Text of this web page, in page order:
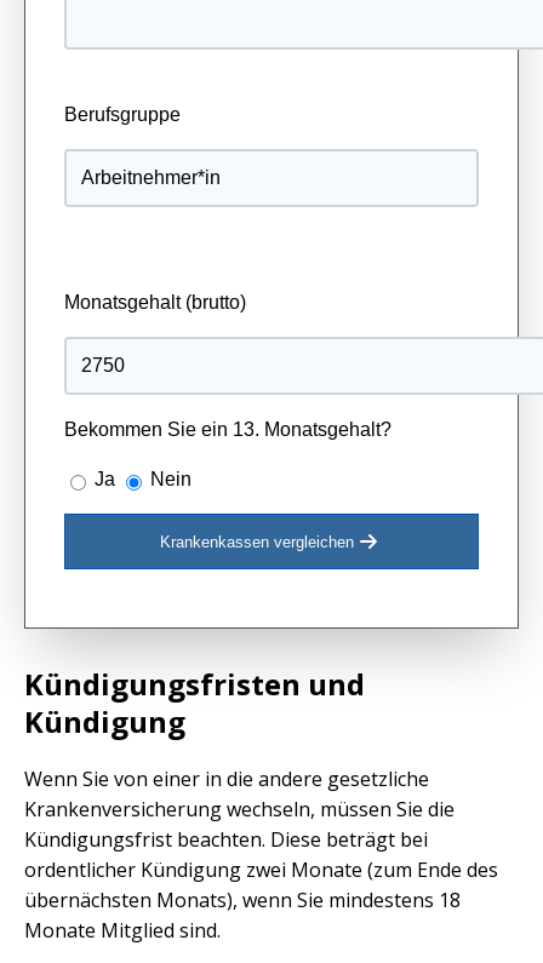
Berufsgruppe
Monatsgehalt (brutto)
Bekommen Sie ein 13. Monatsgehalt?
Ja Nein
Krankenkassen vergleichen
Kündigungsfristen und
Kündigung
Wenn Sie von einer in die andere gesetzliche
Krankenversicherung wechseln, müssen Sie die
Kündigungsfrist beachten. Diese beträgt bei
ordentlicher Kündigung zwei Monate (zum Ende des
übernächsten Monats), wenn Sie mindestens 18
Monate Mitglied sind.